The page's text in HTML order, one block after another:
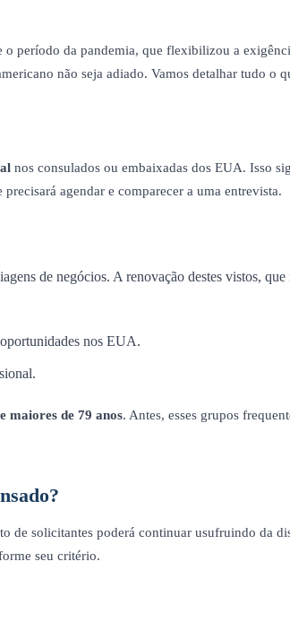
período da pandemia, que flexibilizou a
não seja adiado. Vamos detalhar tudo o
nos consulados ou embaixadas dos EUA. Isso
agendar e comparecer a uma entrevista.
de negócios. A renovação destes vistos,
nos EUA.
maiores de 79 anos. Antes, esses grupos
solicitantes poderá continuar usufruindo da
seu critério.